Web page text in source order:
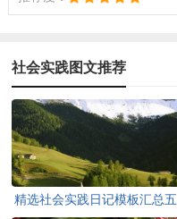
社会实践图文推荐
精选社会实践日记模板汇总五